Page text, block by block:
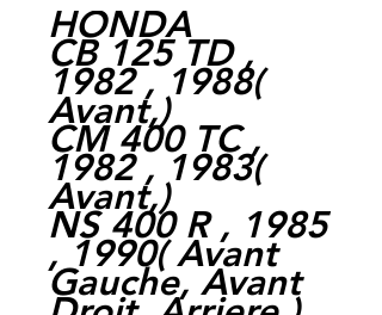
HONDA
CB 125 TD ,
1982 , 1988(
Avant,)
CM 400 TC ,
1982 , 1983(
Avant,)
NS 400 R , 1985
, 1990( Avant
Gauche, Avant